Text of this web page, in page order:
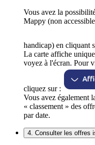
Vous avez la
Mappy (non
handicap) en cliquant
La carte affiche
voyez à l'écran. Pour
cliquez sur :
Vous avez également
« classement » des
par date.
4. Consulter les offres